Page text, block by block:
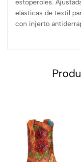
estoperoles.
elásticas de textil
con injerto